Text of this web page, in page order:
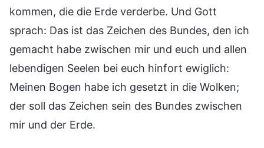
kommen, die die Erde verderbe. Und Gott
sprach: Das ist das Zeichen des Bundes, den ich
gemacht habe zwischen mir und euch und allen
lebendigen Seelen bei euch hinfort ewiglich:
Meinen Bogen habe ich gesetzt in die Wolken;
der soll das Zeichen sein des Bundes zwischen
mir und der Erde.